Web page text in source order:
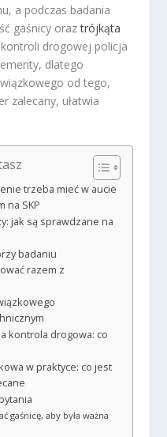
a podczas badania
gaśnicy oraztrójkąta
drogowej policja
dlatego
od tego,
zalecany, ułatwia
trzeba mieć w aucie
na SKP
jak są sprawdzane na
badaniu
razem z
kontrola drogowa: co
w praktyce: co jest
gaśnicę, aby była ważna